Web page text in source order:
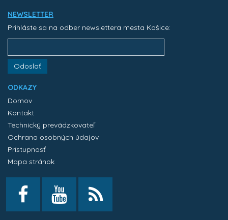
NEWSLETTER
Prihláste sa na odber newslettera mesta Košice:
Odoslať
ODKAZY
Domov
Kontakt
Technický prevádzkovateľ
Ochrana osobných údajov
Prístupnosť
Mapa stránok